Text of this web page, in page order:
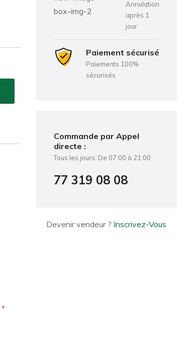
Annulation
après 1
jour
Paiement sécurisé
Paiements 100%
sécurisés
Commande par Appel
directe :
Tous les jours: De 07:00 à 21:00
77 319 08 08
Devenir vendeur ? Inscrivez-Vous
*